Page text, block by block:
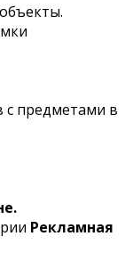
с предметами в
Рекламная